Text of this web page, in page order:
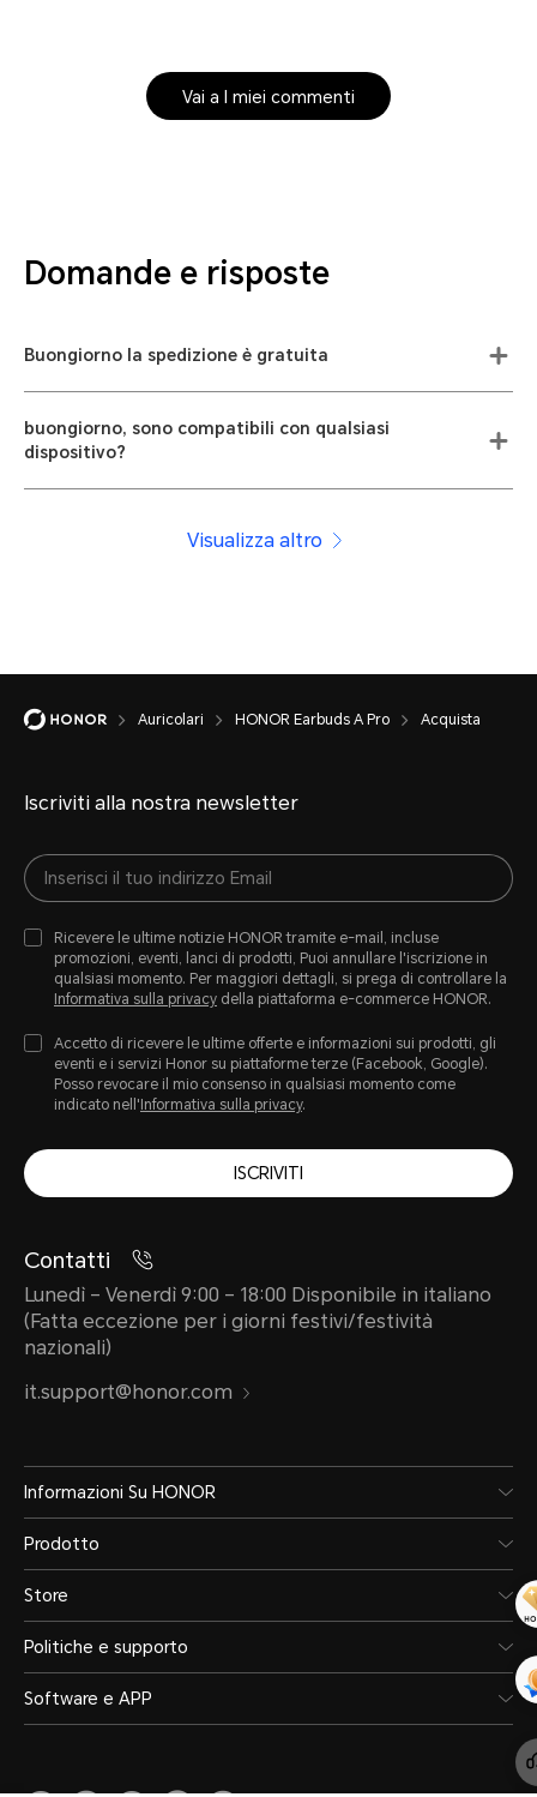
Vai a I miei commenti
Domande e risposte
Buongiorno la spedizione è gratuita
buongiorno, sono compatibili con qualsiasi
dispositivo?
Visualizza altro
Auricolari HONOR Earbuds A Pro Acquista
Iscriviti alla nostra newsletter
Ricevere le ultime notizie HONOR tramite e-mail, incluse
promozioni, eventi, lanci di prodotti, Puoi annullare l'iscrizione in
qualsiasi momento. Per maggiori dettagli, si prega di controllare la
Informativa sulla privacy della piattaforma e-commerce HONOR.
Accetto di ricevere le ultime offerte e informazioni sui prodotti, gli
eventi e i servizi Honor su piattaforme terze (Facebook, Google).
Posso revocare il mio consenso in qualsiasi momento come
indicato nell'Informativa sulla privacy.
ISCRIVITI
Contatti
Lunedì – Venerdì 9:00 – 18:00 Disponibile in italiano
(Fatta eccezione per i giorni festivi/festività
nazionali)
it.support@honor.com
Informazioni Su HONOR
Prodotto
Store
Politiche e supporto
Software e APP